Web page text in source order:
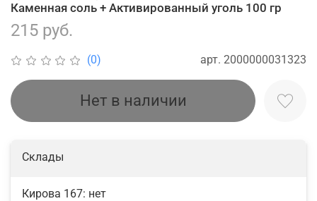
(0) арт. 2000000031323
Каменная соль + Активированный уголь 100 гр
215 руб.
Нет в наличии
Склады
Кирова 167: нет